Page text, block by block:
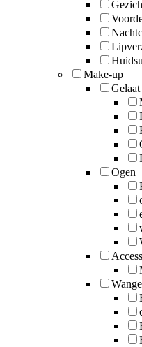
Make-up
Gelaat
Ogen